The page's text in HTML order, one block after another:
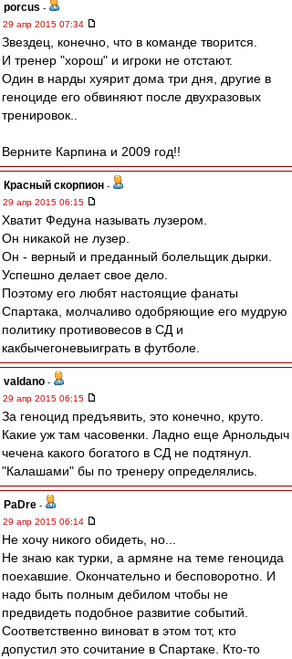
porcus -
29 апр 2015 07:34
Звездец, конечно, что в команде творится.
И тренер "хорош" и игроки не отстают.
Один в нарды хуярит дома три дня, другие в
геноциде его обвиняют после двухразовых
тренировок..
Верните Карпина и 2009 год!!
Красный скорпион -
29 апр 2015 06:15
Хватит Федуна называть лузером.
Он никакой не лузер.
Он - верный и преданный болельщик дырки.
Успешно делает свое дело.
Поэтому его любят настоящие фанаты
Спартака, молчаливо одобряющие его мудрую
политику противовесов в СД и
какбычегоневыиграть в футболе.
valdano -
29 апр 2015 06:15
За геноцид предъявить, это конечно, круто.
Какие уж там часовенки. Ладно еще Арнольдыч
чечена какого богатого в СД не подтянул.
"Калашами" бы по тренеру определялись.
PaDre -
29 апр 2015 06:14
Не хочу никого обидеть, но...
Не знаю как турки, а армяне на теме геноцида
поехавшие. Окончательно и бесповоротно. И
надо быть полным дебилом чтобы не
предвидеть подобное развитие событий.
Соответственно виноват в этом тот, кто
допустил это сочитание в Спартаке. Кто-то